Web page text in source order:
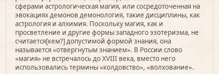
сферами астрологическая магия, или сосредоточенная на
эвокациях демонов демонология, такие дисциплины, как
астрология и алхимия. Поскольку магия, как и
просветление и другие формы западного эзотеризма, не
считается[кем?] допустимой формой знания, она
называется «отвергнутым знанием». В России слово
«магия» не встречалось до XVIII века, вместо него
использовались термины «колдовство», «волхование».